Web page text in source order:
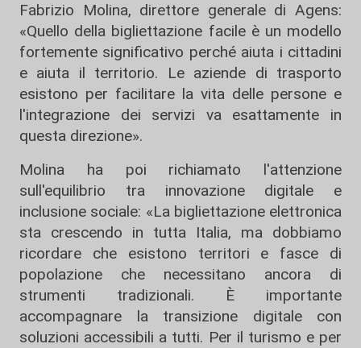
Fabrizio Molina, direttore generale di Agens:
«Quello della bigliettazione facile è un modello
fortemente significativo perché aiuta i cittadini
e aiuta il territorio. Le aziende di trasporto
esistono per facilitare la vita delle persone e
l'integrazione dei servizi va esattamente in
questa direzione».
Molina ha poi richiamato l'attenzione
sull'equilibrio tra innovazione digitale e
inclusione sociale: «La bigliettazione elettronica
sta crescendo in tutta Italia, ma dobbiamo
ricordare che esistono territori e fasce di
popolazione che necessitano ancora di
strumenti tradizionali. È importante
accompagnare la transizione digitale con
soluzioni accessibili a tutti. Per il turismo e per